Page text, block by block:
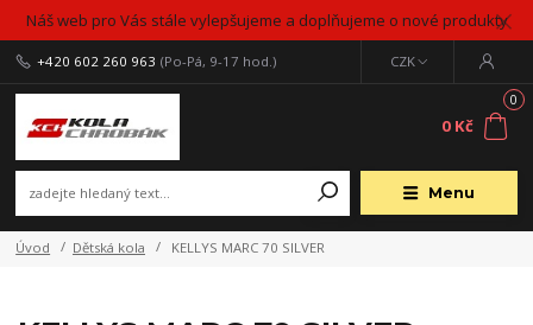
Náš web pro Vás stále vylepšujeme a doplňujeme o nové produkty
Menu
CZK
+420 602 260 963 (Po-Pá, 9-17 hod.)
0
0 Kč
Úvod Dětská kola KELLYS MARC 70 SILVER